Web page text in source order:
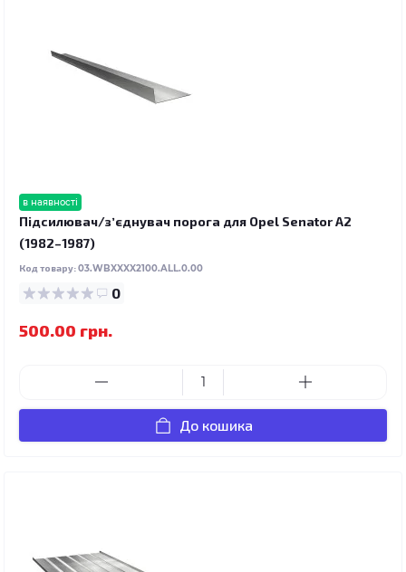
в наявності
Підсилювач/зʼєднувач порога для Opel Senator A2
(1982–1987)
Код товару:03.WBXXXX2100.ALL.0.00
0
500.00 грн.
До кошика